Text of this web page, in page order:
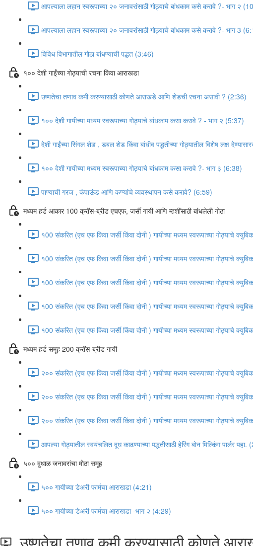
आपल्याला लहान स्वरूपाच्या २० जनावरांसाठी गोठ्याचे बांधकाम कसे करावे ?- भाग २
आपल्याला लहान स्वरूपाच्या २० जनावरांसाठी गोठ्याचे बांधकाम कसे करावे ?- भाग 3
विविध विभागातील गोठा बांधण्याची पद्धत (3:46)
१०० देशी गाईंच्या गोठ्याची रचना किंवा आराखडा
उष्णतेचा तणाव कमी करण्यासाठी कोणते आराखडे आणि शेडची रचना असावी ? (2:36)
१०० देशी गायीच्या मध्यम स्वरूपाच्या गोठ्याचे बांधकाम कसा करावे ? - भाग २ (5:37)
देशी गाईंच्या सिंगल शेड , डबल शेड किंवा बांधीव पद्धतीच्या गोठ्यातील विशेष लक्ष
१०० देशी गायीच्या मध्यम स्वरूपाच्या गोठ्याचे बांधकाम कसा करावे ?- भाग ३ (6:38)
पाण्याची गरज , कंपाऊंड आणि कप्प्यांचे व्यवस्थापन कसे करावे? (6:59)
मध्यम हर्ड आकार 100 क्रॉस-ब्रीड एचएफ, जर्सी गायी आणि म्हशींसाठी बांधलेली गोठा
१00 संकरित (एच एफ किंवा जर्सी किंवा दोनी ) गायीच्या मध्यम स्वरूपाच्या गोठ्याचे
१00 संकरित (एच एफ किंवा जर्सी किंवा दोनी ) गायीच्या मध्यम स्वरूपाच्या गोठ्याचे
१00 संकरित (एच एफ किंवा जर्सी किंवा दोनी ) गायीच्या मध्यम स्वरूपाच्या गोठ्याचे
१00 संकरित (एच एफ किंवा जर्सी किंवा दोनी ) गायीच्या मध्यम स्वरूपाच्या गोठ्याचे
१00 संकरित (एच एफ किंवा जर्सी किंवा दोनी ) गायीच्या मध्यम स्वरूपाच्या गोठ्याचे
मध्यम हर्ड समूह 200 क्रॉस-ब्रीड गायी
२०० संकरित (एच एफ किंवा जर्सी किंवा दोनी ) गायीच्या मध्यम स्वरूपाच्या गोठ्याचे
२०० संकरित (एच एफ किंवा जर्सी किंवा दोनी ) गायीच्या मध्यम स्वरूपाच्या गोठ्याचे
२०० संकरित (एच एफ किंवा जर्सी किंवा दोनी ) गायीच्या मध्यम स्वरूपाच्या गोठ्याचे
आपल्या गोठ्यातील स्वयंचलित दूध काढण्याच्या पद्धतीसाठी हेरिंग बोन मिल्किंग पार्लर पहा.
५०० दुधाळ जनावरांचा मोठा समूह
५०० गायीच्या डेअरी फार्मचा आराखडा (4:21)
५०० गायीच्या डेअरी फार्मचा आराखडा -भाग २ (4:29)